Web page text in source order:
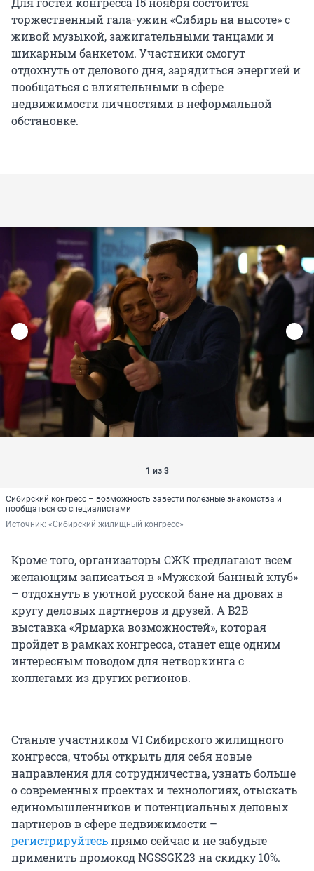
торжественный гала-ужин «Сибирь на высоте» с
живой музыкой, зажигательными танцами и
шикарным банкетом. Участники смогут
отдохнуть от делового дня, зарядиться энергией и
пообщаться с влиятельными в сфере
недвижимости личностями в неформальной
обстановке.
1 из 3
Сибирский конгресс – возможность завести полезные знакомства и
пообщаться со специалистами
Источник: «Сибирский жилищный конгресс»
Кроме того, организаторы СЖК предлагают всем
желающим записаться в «Мужской банный клуб»
– отдохнуть в уютной русской бане на дровах в
кругу деловых партнеров и друзей. А B2B
выставка «Ярмарка возможностей», которая
пройдет в рамках конгресса, станет еще одним
интересным поводом для нетворкинга с
коллегами из других регионов.
Станьте участником VI Сибирского жилищного
конгресса, чтобы открыть для себя новые
направления для сотрудничества, узнать больше
о современных проектах и технологиях, отыскать
единомышленников и потенциальных деловых
партнеров в сфере недвижимости –
регистрируйтесьпрямо сейчас и не забудьте
применить промокод NGSSGK23 на скидку 10%.